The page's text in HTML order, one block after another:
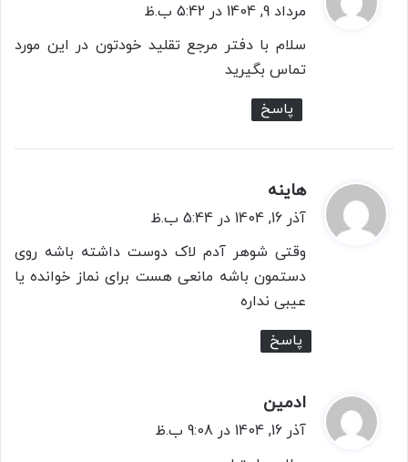
مرداد 9, 1404 در 5:42 ب.ظ
سلام با دفتر مرجع تقلید خودتون در این مورد
تماس بگیرید
پاسخ
هاینه
ف
آذر 16, 1404 در 5:44 ب.ظ
وقتی شوهر آدم لاک دوست داشته باشه روی
دستمون باشه مانعی هست برای نماز خوانده یا
عیبی نداره
پاسخ
ادمین
ف
آذر 16, 1404 در 9:08 ب.ظ